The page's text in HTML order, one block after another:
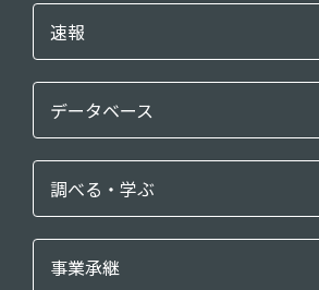
速報
データベース
調べる・学ぶ
事業承継